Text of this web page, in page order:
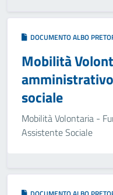
DOCUMENTO ALBO
Mobilità
sociale
Mobilità Volontaria -
Assistente Sociale